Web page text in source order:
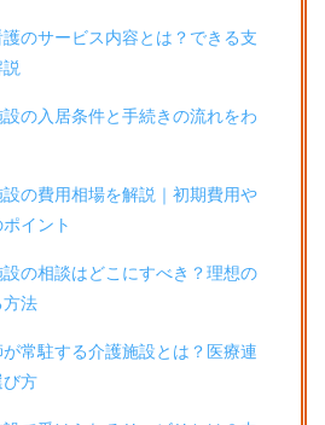
護のサービス内容とは？できる支
設の入居条件と手続きの流れをわ
設の費用相場を解説｜初期費用や
イント
設の相談はどこにすべき？理想の
方法
が常駐する介護施設とは？医療連
び方